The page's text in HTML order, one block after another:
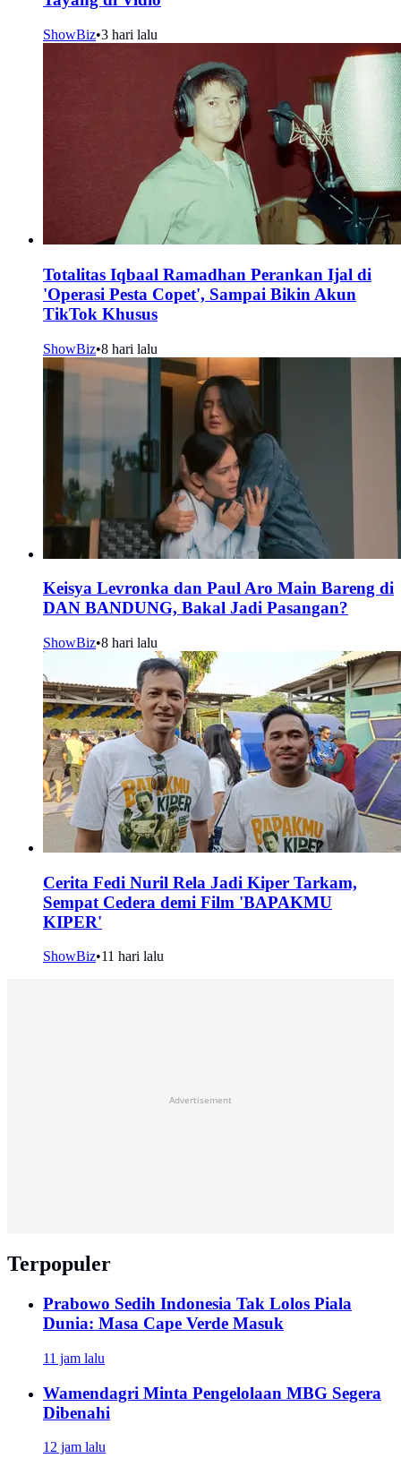
ShowBiz•3 hari lalu
Totalitas Iqbaal Ramadhan Perankan Ijal di
'Operasi Pesta Copet', Sampai Bikin Akun
TikTok Khusus
ShowBiz•8 hari lalu
Keisya Levronka dan Paul Aro Main Bareng di
DAN BANDUNG, Bakal Jadi Pasangan?
ShowBiz•8 hari lalu
Cerita Fedi Nuril Rela Jadi Kiper Tarkam,
Sempat Cedera demi Film 'BAPAKMU
KIPER'
ShowBiz•11 hari lalu
Advertisement
Terpopuler
Prabowo Sedih Indonesia Tak Lolos Piala
Dunia: Masa Cape Verde Masuk
11 jam lalu
Wamendagri Minta Pengelolaan MBG Segera
Dibenahi
12 jam lalu